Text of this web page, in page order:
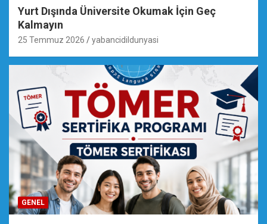
Yurt Dışında Üniversite Okumak İçin Geç
Kalmayın
25 Temmuz 2026 yabancidildunyasi
GENEL